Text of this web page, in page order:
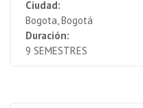
Ciudad:
Bogota, Bogotá
Duración:
9 SEMESTRES